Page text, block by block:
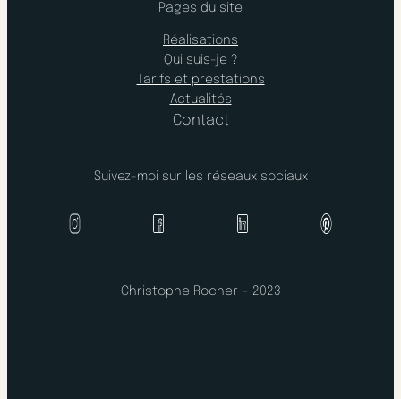
Pages du site
Réalisations
Qui suis-je ?
Tarifs et prestations
Actualités
Contact
Suivez-moi sur les réseaux sociaux
Christophe Rocher – 2023